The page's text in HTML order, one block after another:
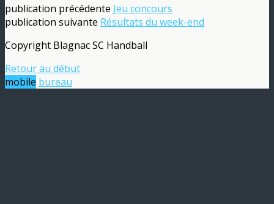
publication précédente Jeu concours
publication suivante Résultats du week-end
Copyright Blagnac SC Handball
Retour au début
mobile bureau